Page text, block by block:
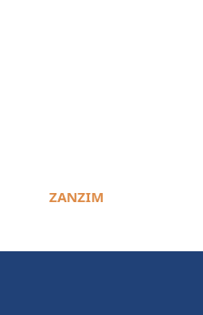
ZANZIM